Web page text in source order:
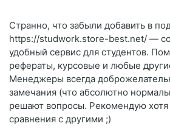
Странно, что забыли добавить в
https://studwork.store-best.net/ —
удобный сервис для студентов.
рефераты, курсовые и любые
Менеджеры всегда
замечания (что абсолютно
решают вопросы. Рекомендую хотя
сравнения с другими ;)